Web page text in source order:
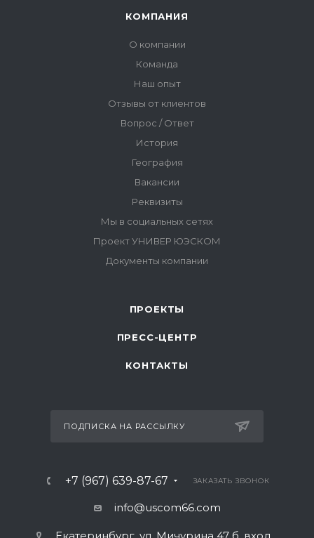
ПРОЕКТЫ
ПРЕСС-ЦЕНТР
КОНТАКТЫ
ПОДПИСКА НА РАССЫЛКУ
+7 (967) 639-87-67 ЗАКАЗАТЬ ЗВОНОК
info@uscom66.com